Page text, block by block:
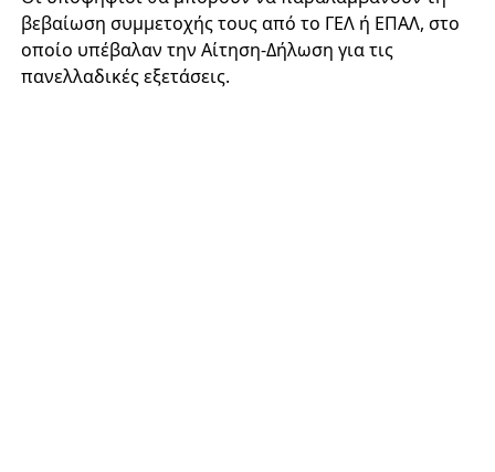
βεβαίωση συμμετοχής τους από το ΓΕΛ ή ΕΠΑΛ, στο
οποίο υπέβαλαν την Αίτηση-Δήλωση για τις
πανελλαδικές εξετάσεις.